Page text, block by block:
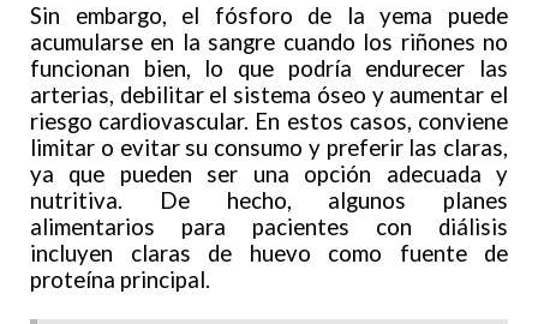
Sin embargo, el fósforo de la yema puede
acumularse en la sangre cuando los riñones no
funcionan bien, lo que podría endurecer las
arterias, debilitar el sistema óseo y aumentar el
riesgo cardiovascular. En estos casos, conviene
limitar o evitar su consumo y preferir las claras,
ya que pueden ser una opción adecuada y
nutritiva. De hecho, algunos planes
alimentarios para pacientes con diálisis
incluyen claras de huevo como fuente de
proteína principal.